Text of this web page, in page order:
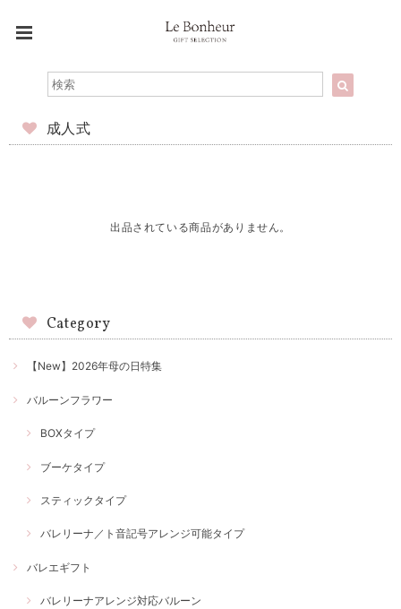
成人式
出品されている商品がありません。
Category
【New】2026年母の日特集
バルーンフラワー
BOXタイプ
ブーケタイプ
スティックタイプ
バレリーナ／ト音記号アレンジ可能タイプ
バレエギフト
バレリーナアレンジ対応バルーン